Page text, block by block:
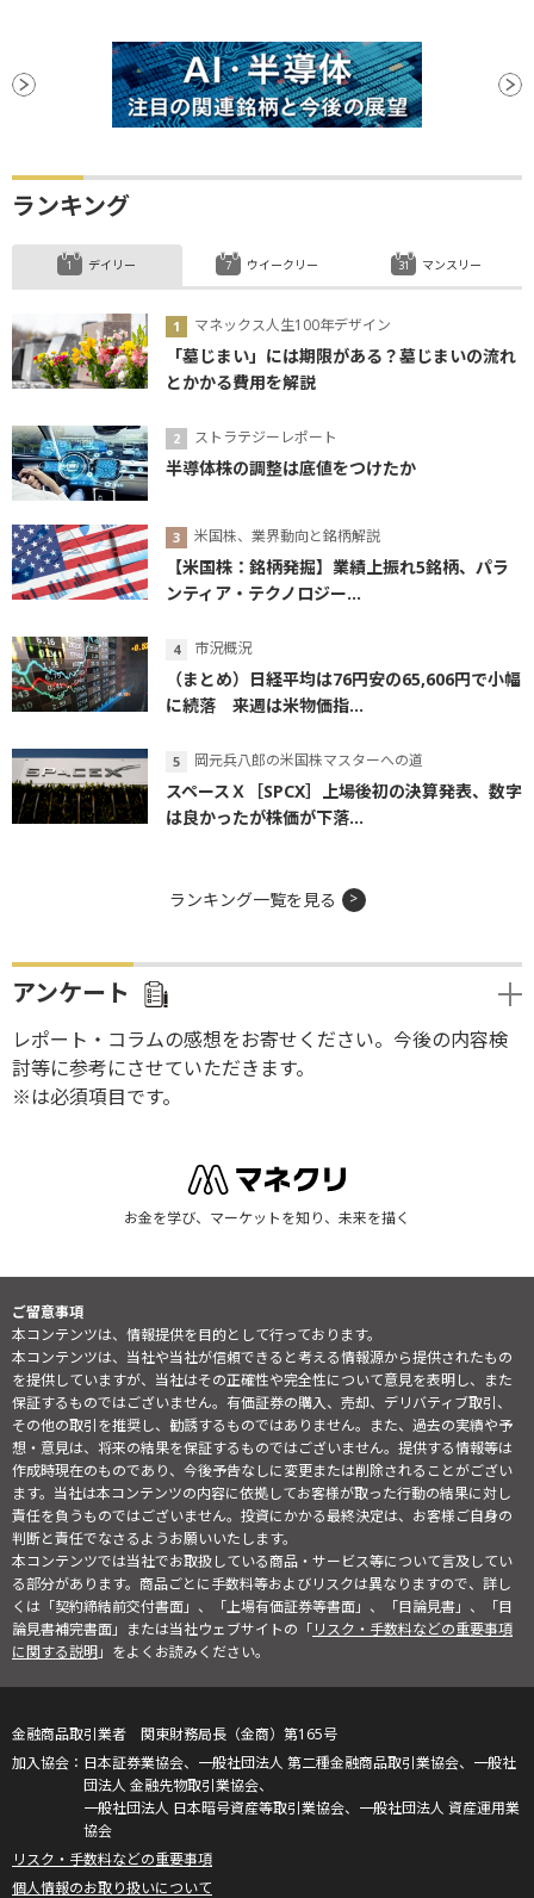
ランキング
デイリー
マネックス人生100年デザイン
「墓じまい」には期限がある？墓じまいの流れ
とかかる費用を解説
ストラテジーレポート
半導体株の調整は底値をつけたか
米国株、業界動向と銘柄解説
【米国株：銘柄発掘】業績上振れ5銘柄、パラ
ンティア・テクノロジー...
市況概況
（まとめ）日経平均は76円安の65,606円で小幅
に続落 来週は米物価指...
岡元兵八郎の米国株マスターへの道
スペースＸ［SPCX］上場後初の決算発表、数字
は良かったが株価が下落...
ウイークリー マンスリー
ランキング一覧を見る
アンケート
レポート・コラムの感想をお寄せください。今後の内容検
討等に参考にさせていただきます。
※は必須項目です。
お金を学び、マーケットを知り、未来を描く
ご留意事項
本コンテンツは、情報提供を目的として行っております。
本コンテンツは、当社や当社が信頼できると考える情報源から提供されたもの
を提供していますが、当社はその正確性や完全性について意見を表明し、また
保証するものではございません。有価証券の購入、売却、デリバティブ取引、
その他の取引を推奨し、勧誘するものではありません。また、過去の実績や予
想・意見は、将来の結果を保証するものではございません。提供する情報等は
作成時現在のものであり、今後予告なしに変更または削除されることがござい
ます。当社は本コンテンツの内容に依拠してお客様が取った行動の結果に対し
責任を負うものではございません。投資にかかる最終決定は、お客様ご自身の
判断と責任でなさるようお願いいたします。
本コンテンツでは当社でお取扱している商品・サービス等について言及してい
る部分があります。商品ごとに手数料等およびリスクは異なりますので、詳し
くは「契約締結前交付書面」、「上場有価証券等書面」、「目論見書」、「目
論見書補完書面」または当社ウェブサイトの「リスク・手数料などの重要事項
に関する説明」をよくお読みください。
金融商品取引業者 関東財務局長（金商）第165号
日本証券業協会、一般社団法人 第二種金融商品取引業協会、一般社
団法人 金融先物取引業協会、
一般社団法人 日本暗号資産等取引業協会、一般社団法人 資産運用業
協会
リスク・手数料などの重要事項
個人情報のお取り扱いについて